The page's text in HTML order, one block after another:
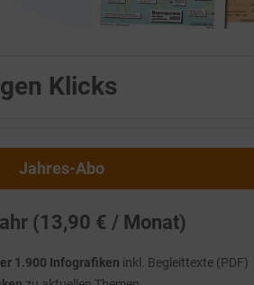
Jahres-Abo
(13,90 € / Monat)
1.900 Infografiken inkl. Begleittexte (PDF)
Klicks